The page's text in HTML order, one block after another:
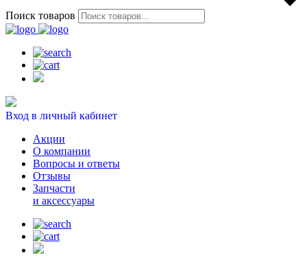
Поиск товаров
Вход в личный кабинет
Акции
О компании
Вопросы и ответы
Отзывы
Запчасти
и аксессуары